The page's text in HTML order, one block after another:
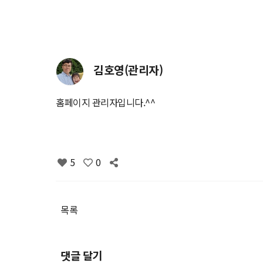
김호영(관리자)
홈페이지 관리자입니다.^^
5 0
목록
댓글 달기